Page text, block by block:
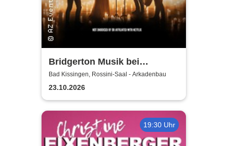
Bridgerton Musik bei
Kerzenschein
Bad Kissingen, Rossini-Saal - Arkadenbau
23.10.2026
19:30 Uhr